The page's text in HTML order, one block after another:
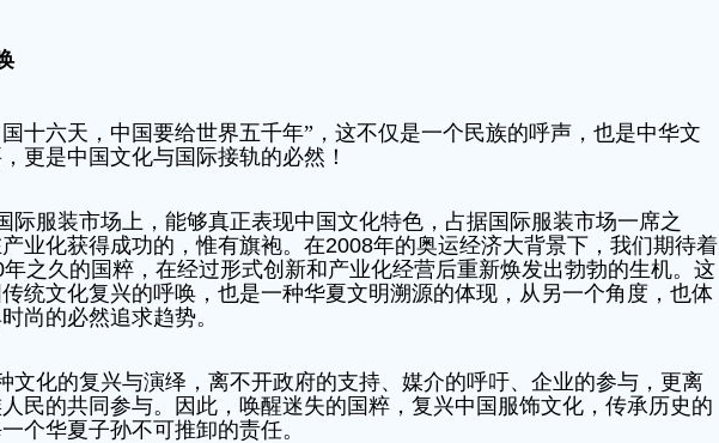
十六天，中国要给世界五千年”，这不仅是一个民族的呼声，也是中华文
更是中国文化与国际接轨的必然！
际服装市场上，能够真正表现中国文化特色，占据国际服装市场一席之
业化获得成功的，惟有旗袍。在2008年的奥运经济大背景下，我们期待着
年之久的国粹，在经过形式创新和产业化经营后重新焕发出勃勃的生机。这
统文化复兴的呼唤，也是一种华夏文明溯源的体现，从另一个角度，也体
尚的必然追求趋势。
文化的复兴与演绎，离不开政府的支持、媒介的呼吁、企业的参与，更离
民的共同参与。因此，唤醒迷失的国粹，复兴中国服饰文化，传承历史的
个华夏子孙不可推卸的责任。